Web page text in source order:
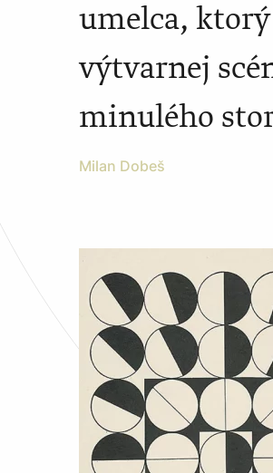
umelca,
výtvarnej
minulého
Milan Dobeš